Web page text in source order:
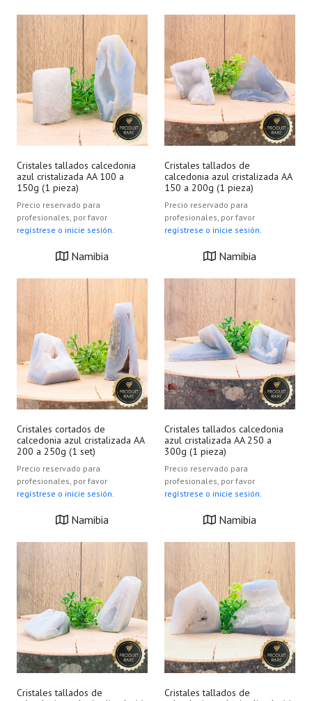
Cristales tallados calcedonia
azul cristalizada AA 100 a
150g (1 pieza)
Precio reservado para
profesionales, por favor
regístrese o inicie sesión.
Namibia
Cristales tallados de
calcedonia azul cristalizada AA
150 a 200g (1 pieza)
Precio reservado para
profesionales, por favor
regístrese o inicie sesión.
Namibia
Cristales cortados de
calcedonia azul cristalizada AA
200 a 250g (1 set)
Precio reservado para
profesionales, por favor
regístrese o inicie sesión.
Namibia
Cristales tallados calcedonia
azul cristalizada AA 250 a
300g (1 pieza)
Precio reservado para
profesionales, por favor
regístrese o inicie sesión.
Namibia
Cristales tallados de
Cristales tallados de